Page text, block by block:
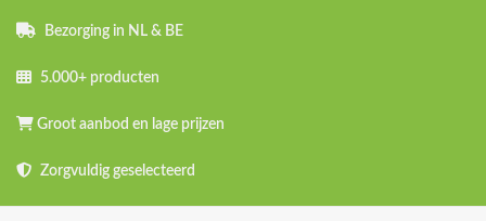
Bezorging in NL & BE
5.000+ producten
Groot aanbod en lage prijzen
Zorgvuldig geselecteerd